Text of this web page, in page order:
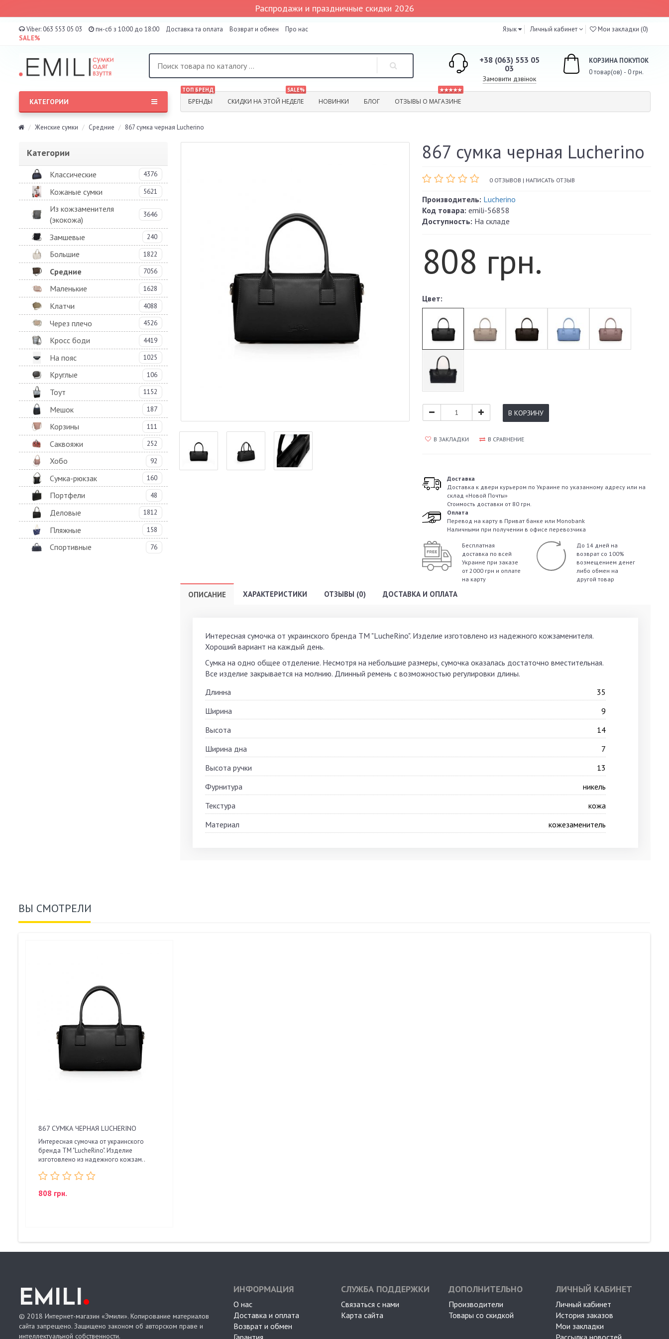
Распродажи и праздничные скидки 2026
Viber: 063 553 05 03 пн-сб з 10:00 до 18:00 Доставка та оплата Возврат и обмен
Про нас
SALE%
Язык Личный кабинет Мои закладки (0)
+38 (063) 553 05
03
Замовити дзвінок
КОРЗИНА ПОКУПОК
0 товар(ов) - 0 грн.
ТОП БРЕНД
БРЕНДЫ
SALE%
СКИДКИ НА ЭТОЙ НЕДЕЛЕ НОВИНКИ БЛОГ
★★★★★
ОТЗЫВЫ О МАГАЗИНЕ
КАТЕГОРИИ
Женские сумки Средние 867 сумка черная Lucherino
Категории
Классические 4376
Кожаные сумки 5621
Из кожзаменителя
(экокожа)
3646
Замшевые 240
Большие 1822
Средние 7056
Маленькие 1628
Клатчи 4088
Через плечо 4526
Кросс боди 4419
На пояс 1025
Круглые 106
Тоут 1152
Мешок 187
Корзины 111
Саквояжи 252
Хобо 92
Сумка-рюкзак 160
Портфели 48
Деловые 1812
Пляжные 158
Спортивные 76
867 сумка черная Lucherino
0 ОТЗЫВОВ | НАПИСАТЬ ОТЗЫВ
Производитель: Lucherino
Код товара: emili-56858
Доступность: На складе
808 грн.
Цвет:
В КОРЗИНУ
В ЗАКЛАДКИ В СРАВНЕНИЕ
Доставка
Доставка к двери курьером по Украине по указанному адресу или на
склад «Новой Почты»
Стоимость доставки от 80 грн.
Оплата
Перевод на карту в Приват банке или Monobank
Наличными при получении в офисе перевозчика
Бесплатная
доставка по всей
Украине при заказе
от 2000 грн и оплате
на карту
До 14 дней на
возврат со 100%
возмещением денег
либо обмен на
другой товар
ОПИСАНИЕ ХАРАКТЕРИСТИКИ ОТЗЫВЫ (0) ДОСТАВКА И ОПЛАТА
Интересная сумочка от украинского бренда ТМ "LucheRino". Изделие изготовлено из надежного кожзаменителя.
Хороший вариант на каждый день.
Сумка на одно общее отделение. Несмотря на небольшие размеры, сумочка оказалась достаточно вместительная.
Все изделие закрывается на молнию. Длинный ремень с возможностью регулировки длины.
Длинна
35
Ширина
9
Высота
14
Ширина дна
7
Высота ручки
13
Фурнитура
никель
Текстура
кожа
Материал
кожезаменитель
ВЫ СМОТРЕЛИ
867 СУМКА ЧЕРНАЯ LUCHERINO
Интересная сумочка от украинского
бренда ТМ "LucheRino". Изделие
изготовлено из надежного кожзам..
808 грн.
EMILI.
© 2018 Интернет-магазин «Эмили». Копирование материалов
сайта запрещено. Защищено законом об авторском праве и
интеллектуальной собственности.
ИНФОРМАЦИЯ
О нас
Доставка и оплата
Возврат и обмен
Гарантия
СЛУЖБА ПОДДЕРЖКИ
Связаться с нами
Карта сайта
ДОПОЛНИТЕЛЬНО
Производители
Товары со скидкой
ЛИЧНЫЙ КАБИНЕТ
Личный кабинет
История заказов
Мои закладки
Рассылка новостей